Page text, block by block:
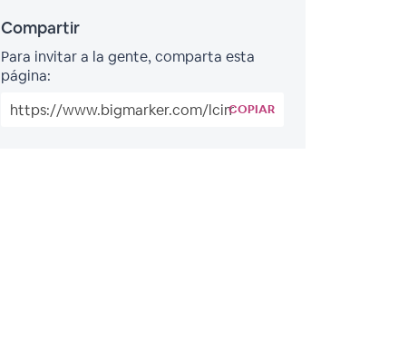
Compartir
Para invitar a la gente, comparta esta
página:
COPIAR